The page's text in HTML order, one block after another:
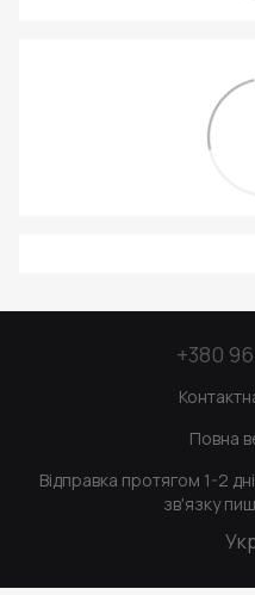
+380
Повна
Відправка протягом 1-2
зв'язку